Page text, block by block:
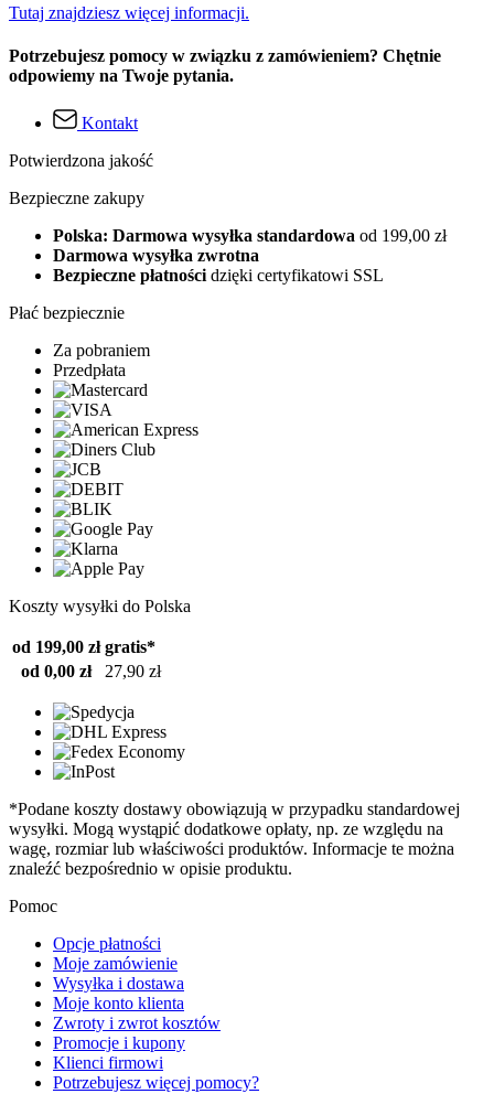
Tutaj znajdziesz więcej informacji.
Potrzebujesz pomocy w związku z zamówieniem? Chętnie
odpowiemy na Twoje pytania.
Kontakt
Potwierdzona jakość
Bezpieczne zakupy
Polska: Darmowa wysyłka standardowa od 199,00 zł
Darmowa wysyłka zwrotna
Bezpieczne płatności dzięki certyfikatowi SSL
Płać bezpiecznie
Za pobraniem
Przedpłata
Koszty wysyłki do Polska
od 199,00 zł gratis*
od 0,00 zł
27,90 zł
*Podane koszty dostawy obowiązują w przypadku standardowej
wysyłki. Mogą wystąpić dodatkowe opłaty, np. ze względu na
wagę, rozmiar lub właściwości produktów. Informacje te można
znaleźć bezpośrednio w opisie produktu.
Pomoc
Opcje płatności
Moje zamówienie
Wysyłka i dostawa
Moje konto klienta
Zwroty i zwrot kosztów
Promocje i kupony
Klienci firmowi
Potrzebujesz więcej pomocy?